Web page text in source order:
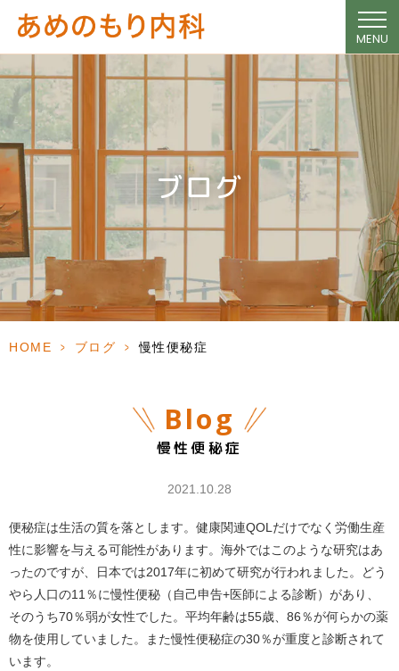
MENU
ブログ
HOME > ブログ > 慢性便秘症
Blog
慢性便秘症
2021.10.28
便秘症は生活の質を落とします。健康関連QOLだけでなく労働生産
性に影響を与える可能性があります。海外ではこのような研究はあ
ったのですが、日本では2017年に初めて研究が行われました。どう
やら人口の11％に慢性便秘（自己申告+医師による診断）があり、
そのうち70％弱が女性でした。平均年齢は55歳、86％が何らかの薬
物を使用していました。また慢性便秘症の30％が重度と診断されて
います。